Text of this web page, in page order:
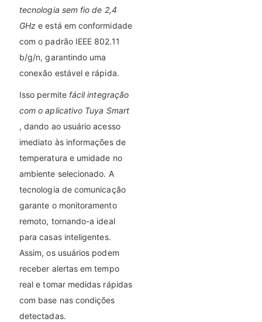
tecnologia sem fio de 2,4
GHz e está em conformidade
com o padrão IEEE 802.11
b/g/n, garantindo uma
conexão estável e rápida.
Isso permite fácil integração
com o aplicativo Tuya Smart
, dando ao usuário acesso
imediato às informações de
temperatura e umidade no
ambiente selecionado. A
tecnologia de comunicação
garante o monitoramento
remoto, tornando-a ideal
para casas inteligentes.
Assim, os usuários podem
receber alertas em tempo
real e tomar medidas rápidas
com base nas condições
detectadas.